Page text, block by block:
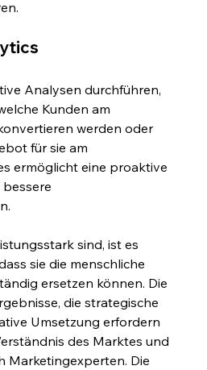
Analysen durchführen,
Kunden am
werden oder
für sie am
ermöglicht eine proaktive
sind, ist es
sie die menschliche
ersetzen können. Die
die strategische
Umsetzung erfordern
des Marktes und
Marketingexperten. Die